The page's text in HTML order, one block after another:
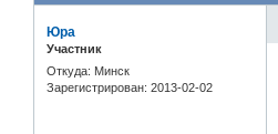
Юра
Участник
Откуда: Минск
Зарегистрирован: 2013-02-02